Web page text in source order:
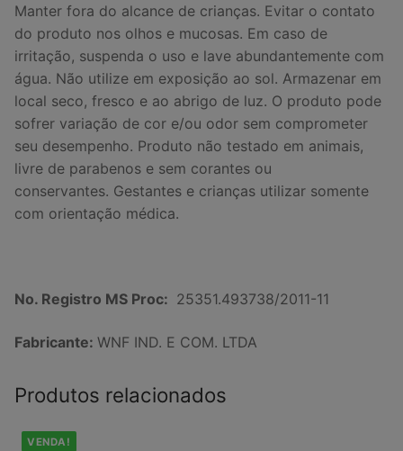
Manter fora do alcance de crianças. Evitar o contato
do produto nos olhos e mucosas. Em caso de
irritação, suspenda o uso e lave abundantemente com
água. Não utilize em exposição ao sol. Armazenar em
local seco, fresco e ao abrigo de luz. O produto pode
sofrer variação de cor e/ou odor sem comprometer
seu desempenho. Produto não testado em animais,
livre de parabenos e sem corantes ou
conservantes. Gestantes e crianças utilizar somente
com orientação médica.
No. Registro MS Proc: 25351.493738/2011-11
Fabricante: WNF IND. E COM. LTDA
Produtos relacionados
VENDA!